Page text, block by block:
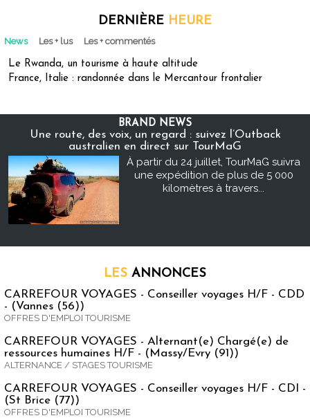
DERNIÈRE HEURE
News Les + lus Les + commentés
Le Rwanda, un tourisme à haute altitude
France, Italie : randonnée dans le Mercantour frontalier
BRAND NEWS
Une route, des voix, un regard : suivez l’Outback
australien en direct sur TourMaG
À partir du 24 juillet, TourMaG suivra
une expédition de plus de 5 000
kilomètres à travers...
LES ANNONCES
CARREFOUR VOYAGES - Conseiller voyages H/F - CDD
- (Vannes (56))
OFFRES D'EMPLOI TOURISME
CARREFOUR VOYAGES - Alternant(e) Chargé(e) de
ressources humaines H/F - (Massy/Evry (91))
ALTERNANCE / STAGES TOURISME
CARREFOUR VOYAGES - Conseiller voyages H/F - CDI -
(St Brice (77))
OFFRES D'EMPLOI TOURISME